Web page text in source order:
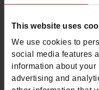
This website uses
We use cookies to
social media features
information about
advertising and
Al onze
door